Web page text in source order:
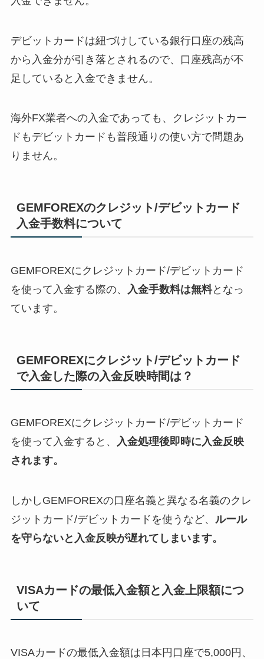
デビットカードは紐づけしている銀行口座の残高
から入金分が引き落とされるので、口座残高が不
足していると入金できません。
海外FX業者への入金であっても、クレジットカー
ドもデビットカードも普段通りの使い方で問題あ
りません。
GEMFOREXのクレジット/デビットカード
入金手数料について
GEMFOREXにクレジットカード/デビットカード
を使って入金する際の、
入金手数料は無料となっ
ています。
GEMFOREXにクレジット/デビットカード
で入金した際の入金反映時間は？
GEMFOREXにクレジットカード/デビットカード
を使って入金すると、
入金処理後即時に入金反映
されます。
しかしGEMFOREXの口座名義と異なる名義のクレ
ジットカード/デビットカードを使うなど、 ルール
を守らないと入金反映が遅れてしまいます。
VISAカードの最低入金額と入金上限額につ
いて
VISAカードの最低入金額は日本円口座で5,000円、